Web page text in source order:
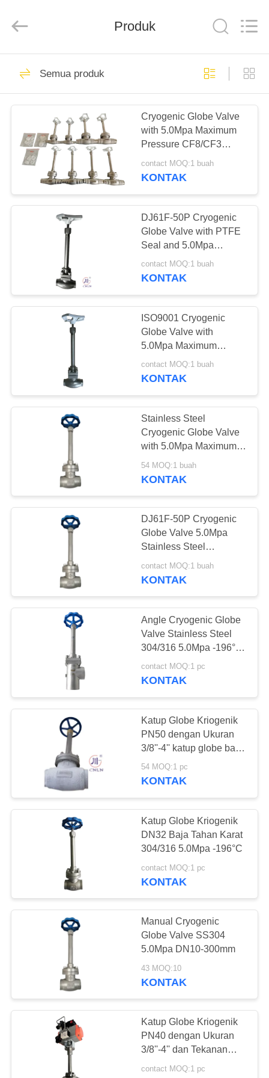
RUMAH
PRODUK
VIDEO
TENTANG
KAMI
KONTROL
KUALITAS
HUBUNGI
BERITA
PERMINTAAN
PENAWARAN
KEBIJAKAN
PRIVASI
Equipment
Co.,Ltd.
Katup Globe
Cryogenic
243
Katup Bola
Cryogenic
59
Katup Periksa
Kriogenik
Katup Pengaman
Cryogenic
94
Katup Pengurang
Tekanan Cryogenic
Katup Mati
Kriogenik
39
Soket Kriogenik
Weld Globe Valve
62
Katup Globe
Bergelang Kriogenik
Produk
Semua produk
Cryogenic Globe Valve
with 5.0Mpa Maximum
Pressure CF8/CF3
Valve Body and DJ61F-
50P Model for LNG LOX
contact MOQ:1 buah
KONTAK
DJ61F-50P Cryogenic
Globe Valve with PTFE
Seal and 5.0Mpa
Pressure for LNG LOX
LIN LAR Applications
contact MOQ:1 buah
KONTAK
ISO9001 Cryogenic
Globe Valve with
5.0Mpa Maximum
Pressure and CF8/CF3
Valve Body for LNG LOX
contact MOQ:1 buah
KONTAK
Stainless Steel
Cryogenic Globe Valve
with 5.0Mpa Maximum
Pressure and -196 to
+80°C Temperature
54 MOQ:1 buah
KONTAK
DJ61F-50P Cryogenic
Globe Valve 5.0Mpa
Stainless Steel
CF8/CF3 for LNG LOX
LIN LAR Applications
contact MOQ:1 buah
KONTAK
Angle Cryogenic Globe
Valve Stainless Steel
304/316 5.0Mpa -196°C
Design for LOX LNG lIN
LAR
contact MOQ:1 pc
KONTAK
Katup Globe Kriogenik
PN50 dengan Ukuran
3/8''-4'' katup globe baja
tahan karat untuk
Aplikasi LNG/LOX/LIN
54 MOQ:1 pc
KONTAK
Katup Globe Kriogenik
DN32 Baja Tahan Karat
304/316 5.0Mpa -196°C
contact MOQ:1 pc
KONTAK
Manual Cryogenic
Globe Valve SS304
5.0Mpa DN10-300mm
43 MOQ:10
KONTAK
Katup Globe Kriogenik
PN40 dengan Ukuran
3/8''-4'' dan Tekanan
5.0Mpa untuk Aplikasi
contact MOQ:1 pc